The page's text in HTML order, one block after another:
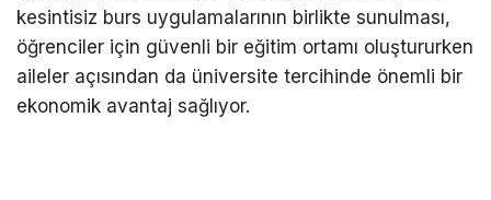
kesintisiz burs uygulamalarının birlikte sunulması,
öğrenciler için güvenli bir eğitim ortamı oluştururken
aileler açısından da üniversite tercihinde önemli bir
ekonomik avantaj sağlıyor.